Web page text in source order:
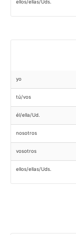
ellos/ellas/Uds.
yo
tú/vos
él/ella/Ud.
nosotros
vosotros
ellos/ellas/Uds.